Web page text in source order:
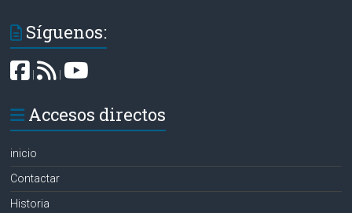
Síguenos:
|
Accesos directos
inicio
Contactar
Historia